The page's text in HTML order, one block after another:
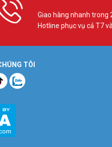
HCM
Giao hàng nhanh trong
Hotline phục vụ cả T7
TÔI